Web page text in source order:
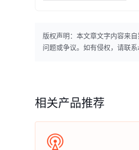
版权声明：本文章文字内容来
问题或争议。如有侵权，请联系
相关产品推荐